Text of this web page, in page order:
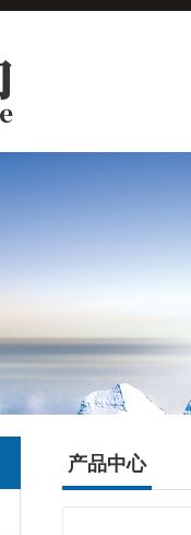
产品中心